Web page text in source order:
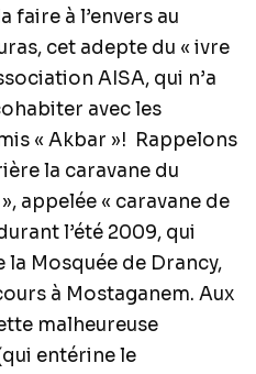
faire à l’envers au
cet adepte du « ivre
AISA, qui n’a
avec les
« Akbar »! Rappelons
la caravane du
appelée « caravane de
l’été 2009, qui
Mosquée de Drancy,
à Mostaganem. Aux
malheureuse
entérine le